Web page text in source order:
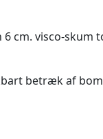
cm. visco-
betræk af